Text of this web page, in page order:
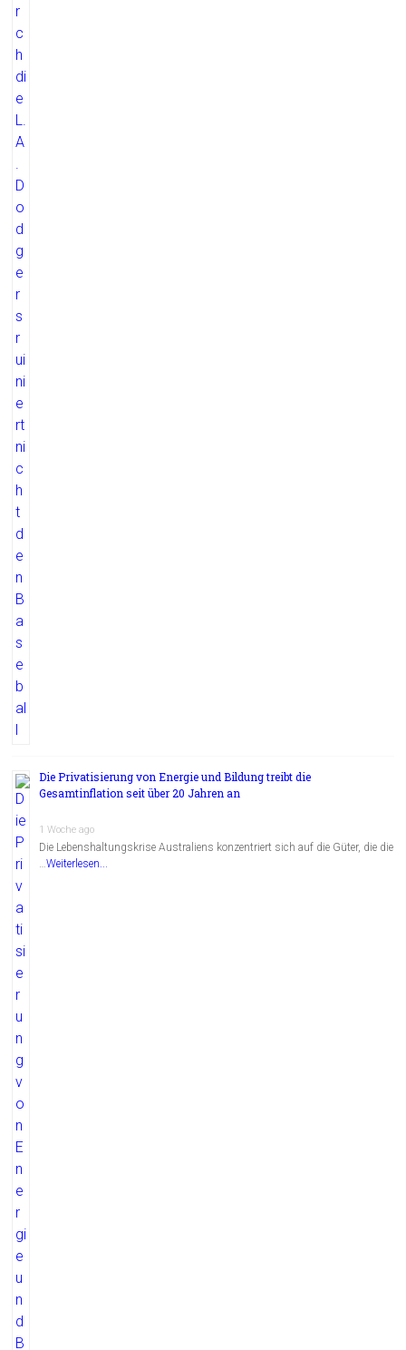
Die Privatisierung von Energie und Bildung treibt die
Gesamtinflation seit über 20 Jahren an
1 Woche ago
Die Lebenshaltungskrise Australiens konzentriert sich auf die Güter, die die
…Weiterlesen...